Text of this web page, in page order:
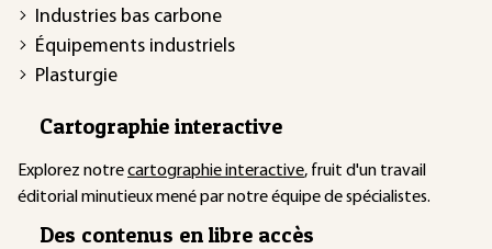
Industries bas carbone
Équipements industriels
Plasturgie
Cartographie interactive
Explorez notrecartographie interactive, fruit d'un travail
éditorial minutieux mené par notre équipe de spécialistes.
Des contenus en libre accès